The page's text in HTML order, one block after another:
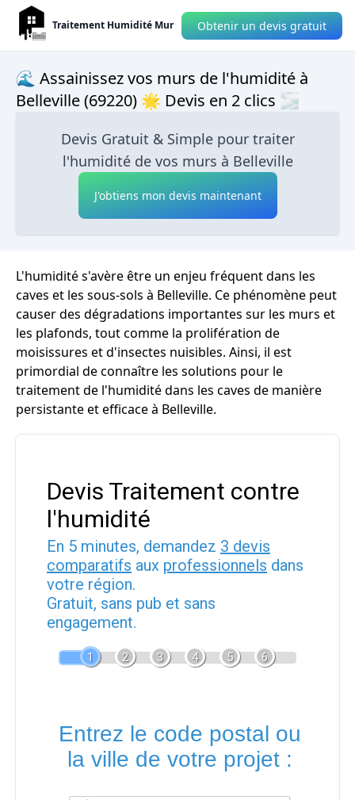
Traitement Humidité Mur Obtenir un devis gratuit
🌊 Assainissez vos murs de l'humidité à
Belleville (69220) 🌟 Devis en 2 clics 🌫
Devis Gratuit & Simple pour traiter
l'humidité de vos murs à Belleville
J'obtiens mon devis maintenant
L'humidité s'avère être un enjeu fréquent dans les
caves et les sous-sols à Belleville. Ce phénomène peut
causer des dégradations importantes sur les murs et
les plafonds, tout comme la prolifération de
moisissures et d'insectes nuisibles. Ainsi, il est
primordial de connaître les solutions pour le
traitement de l'humidité dans les caves de manière
persistante et efficace à Belleville.
Devis Traitement contre
l'humidité
En 5 minutes, demandez 3 devis
comparatifs aux professionnels dans
votre région.
Gratuit, sans pub et sans
engagement.
1 2 3 4 5 6
Entrez le code postal ou
la ville de votre projet :